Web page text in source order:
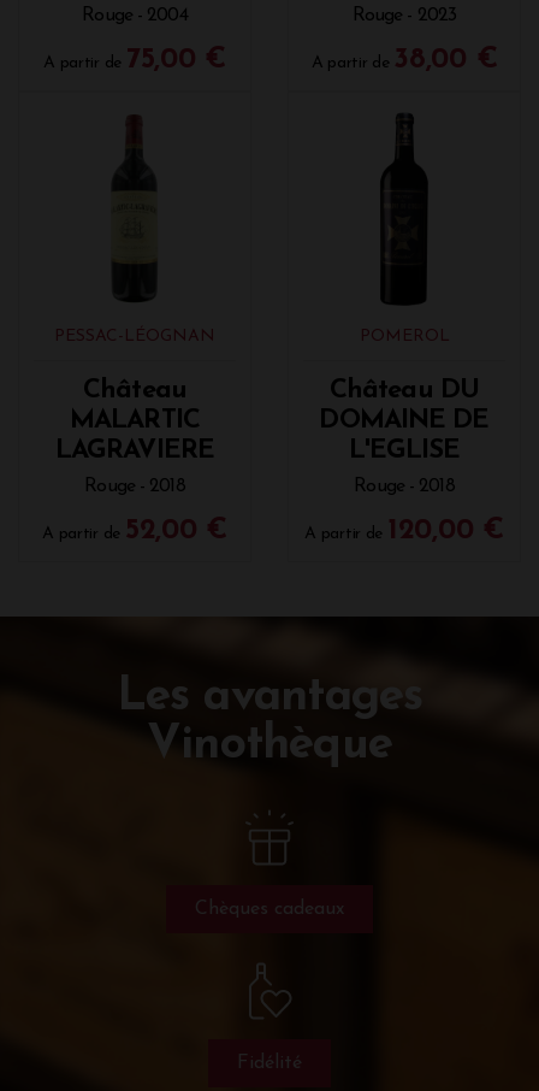
Rouge - 2004
A partir de 75,00 €
Rouge - 2023
A partir de 38,00 €
PESSAC-LÉOGNAN
Château
MALARTIC
LAGRAVIERE
Rouge - 2018
A partir de 52,00 €
POMEROL
Château DU
DOMAINE DE
L'EGLISE
Rouge - 2018
A partir de 120,00 €
Les avantages
Vinothèque
Chèques cadeaux
Fidélité